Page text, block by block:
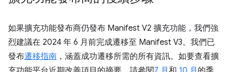
如果擴充功能發布商仍發布 Manifest V2 擴充功能，我們強
烈建議在 2024 年 6 月前完成遷移至 Manifest V3。我們已
發布遷移指南 ，涵蓋成功遷移所需的所有資訊。如要查看擴